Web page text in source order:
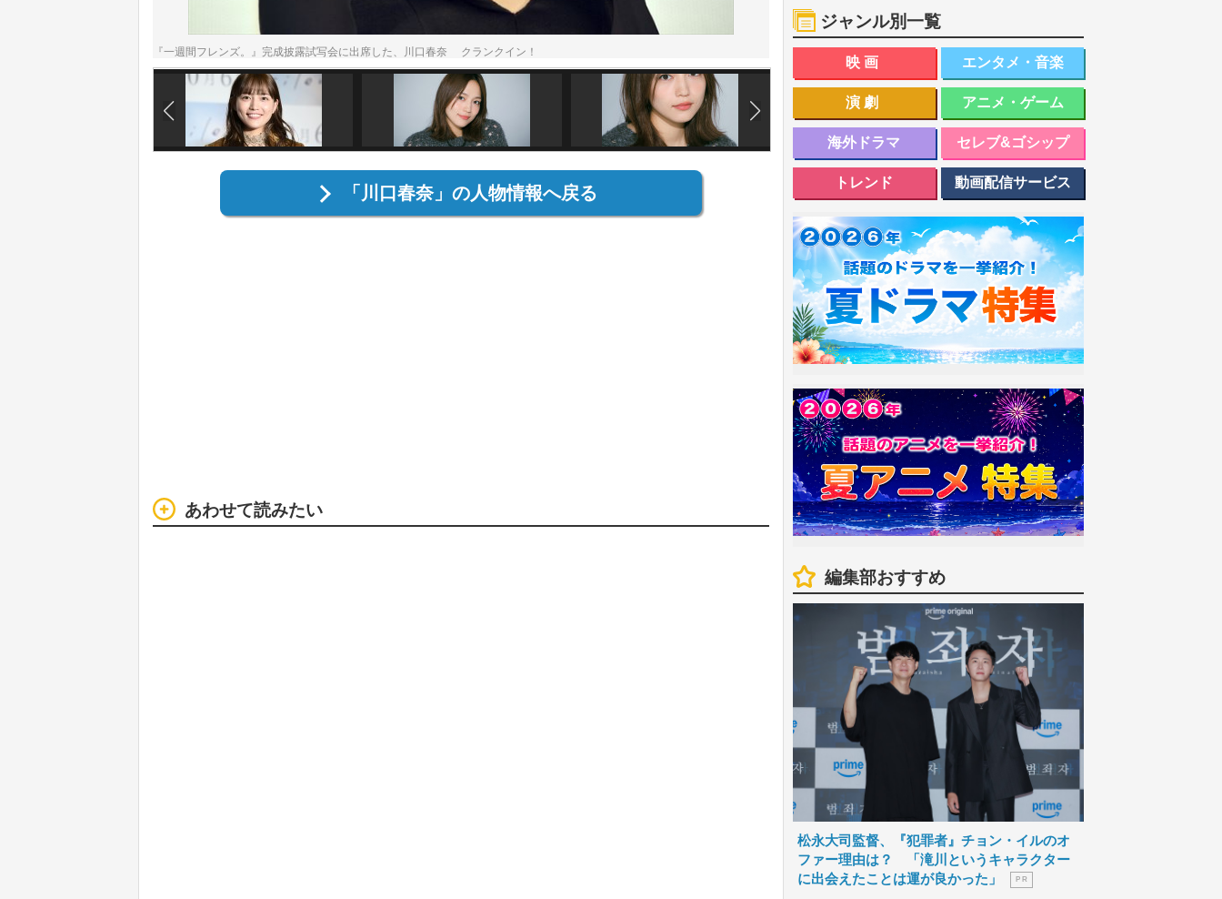
『一週間フレンズ。』完成披露試写会に出席した、川口春奈 クランクイン！
「川口春奈」の人物情報へ戻る
あわせて読みたい
ジャンル別一覧
映画 エンタメ・音楽
演劇 アニメ・ゲーム
海外ドラマ セレブ&ゴシップ
トレンド 動画配信サービス
編集部おすすめ
松永大司監督、『犯罪者』チョン・イルのオ
ファー理由は？ 「滝川というキャラクター
に出会えたことは運が良かった」
P R